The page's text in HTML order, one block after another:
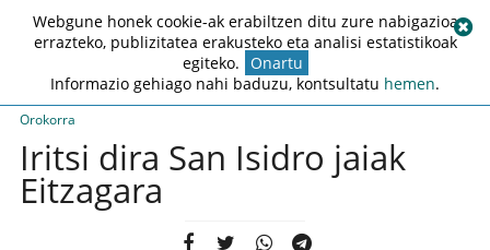
Orokorra
Iritsi dira San Isidro jaiak
Eitzagara
Webgune honek cookie-ak erabiltzen ditu zure nabigazioa
errazteko, publizitatea erakusteko eta analisi estatistikoak
egiteko. Onartu
Informazio gehiago nahi baduzu, kontsultatu hemen.